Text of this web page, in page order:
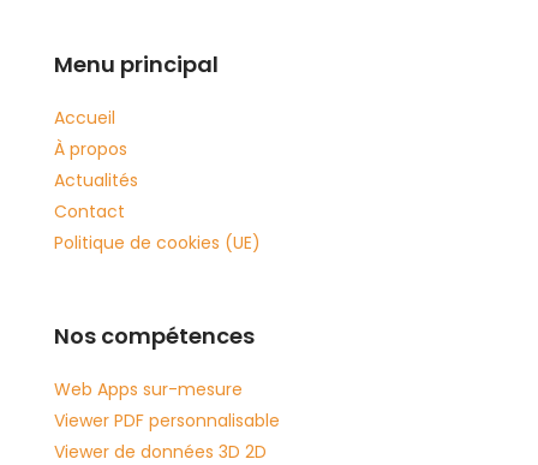
Menu principal
Accueil
À propos
Actualités
Contact
Politique de cookies (UE)
Nos compétences
Web Apps sur-mesure
Viewer PDF personnalisable
Viewer de données 3D 2D